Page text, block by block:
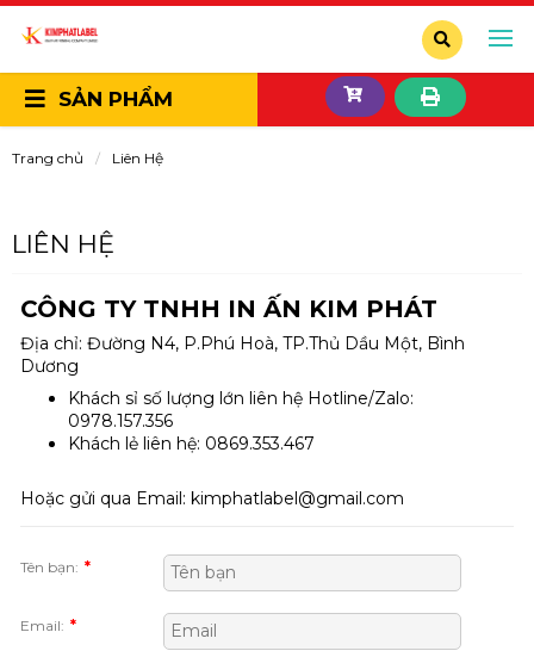
SẢN PHẨM
Trang chủ Liên Hệ
LIÊN HỆ
CÔNG TY TNHH IN ẤN KIM PHÁT
Địa chỉ: Đường N4, P.Phú Hoà, TP.Thủ Dầu Một, Bình
Dương
Khách sỉ số lượng lớn liên hệ Hotline/Zalo:
0978.157.356
Khách lẻ liên hệ: 0869.353.467
Hoặc gửi qua Email: kimphatlabel@gmail.com
Tên bạn: *
Email: *